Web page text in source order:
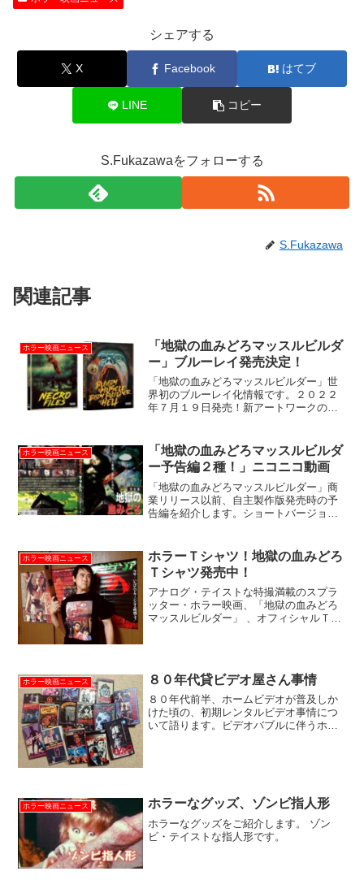
シェアする
X Facebook はてブ
LINE コピー
S.Fukazawaをフォローする
S.Fukazawa
関連記事
ホラー映画ニュース
「地獄の血みどろマッスルビルダ
ー」ブルーレイ発売決定！
「地獄の血みどろマッスルビルダー」世
界初のブルーレイ化情報です。２０２２
年７月１９日発売！新アートワークの外
します。
ホラー映画ニュース
「地獄の血みどろマッスルビルダ
ー予告編２種！」ニコニコ動画
「地獄の血みどろマッスルビルダー」商
業リリース以前、自主製作版発売時の予
告編を紹介します。ショートバージョン
ホラー映画ニュース
ホラーＴシャツ！地獄の血みどろ
Ｔシャツ発売中！
アナログ・テイストな特撮満載のスプラ
ッター・ホラー映画、「地獄の血みどろ
マッスルビルダー」 、オフィシャルＴシ
ホラー映画ニュース ８０年代貸ビデオ屋さん事情
８０年代前半、ホームビデオが普及しか
けた頃の、初期レンタルビデオ事情につ
いて語ります。ビデオバブルに伴うホラ
ホラー映画ニュース ホラーなグッズ、ゾンビ指人形
ホラーなグッズをご紹介します。 ゾン
ビ・テイストな指人形です。